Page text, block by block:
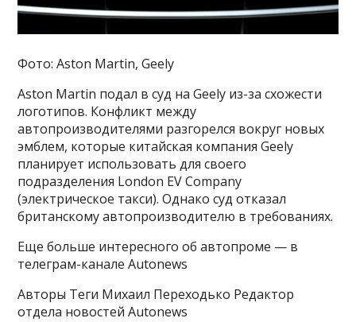
Фото: Aston Martin, Geely
Aston Martin подал в суд на Geely из-за схожести
логотипов. Конфликт между
автопроизводителями разгорелся вокруг новых
эмблем, которые китайская компания Geely
планирует использовать для своего
подразделения London EV Company
(электрическое такси). Однако суд отказал
британскому автопроизводителю в требованиях.
Еще больше интересного об автопроме — в
телеграм-канале Autonews
Авторы Теги Михаил Переходько Редактор
отдела новостей Autonews